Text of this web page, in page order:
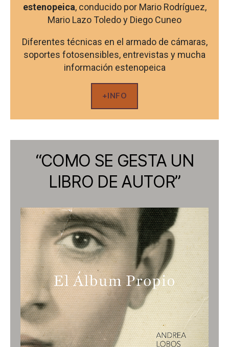
estenopeica, conducido por Mario Rodríguez,
Mario Lazo Toledo y Diego Cuneo
Diferentes técnicas en el armado de cámaras,
soportes fotosensibles, entrevistas y mucha
información estenopeica
+INFO
“COMO SE GESTA UN
LIBRO DE AUTOR”